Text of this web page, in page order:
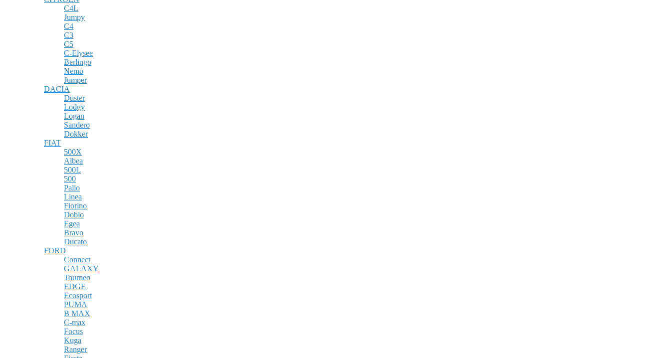
C4L
Jumpy
C4
C3
C5
C-Elysee
Berlingo
Nemo
Jumper
DACIA
Duster
Lodgy
Logan
Sandero
Dokker
FIAT
500X
Albea
500L
500
Palio
Linea
Fiorino
Doblo
Egea
Bravo
Ducato
FORD
Connect
GALAXY
Tourneo
EDGE
Ecosport
PUMA
B MAX
C-max
Focus
Kuga
Ranger